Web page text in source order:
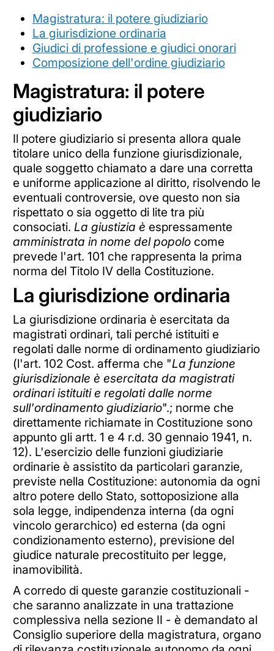
Magistratura: il potere giudiziario
La giurisdizione ordinaria
Giudici di professione e giudici onorari
Composizione dell'ordine giudiziario
Magistratura: il potere
giudiziario
Il potere giudiziario si presenta allora quale
titolare unico della funzione giurisdizionale,
quale soggetto chiamato a dare una corretta
e uniforme applicazione al diritto, risolvendo le
eventuali controversie, ove questo non sia
rispettato o sia oggetto di lite tra più
consociati. La giustizia è espressamente
amministrata in nome delpopolocome
prevede l'art. 101 che rappresenta la prima
norma del Titolo IV della Costituzione.
La giurisdizione ordinaria
La giurisdizione ordinaria è esercitata da
magistrati ordinari, tali perché istituiti e
regolati dalle norme di ordinamento giudiziario
(l'art. 102 Cost. afferma che "La funzione
giurisdizionale è esercitata da magistrati
ordinari istituiti e regolati dalle norme
sull'ordinamento giudiziario".; norme che
direttamente richiamate in Costituzione sono
appunto gli artt. 1 e 4 r.d. 30 gennaio 1941, n.
12). L'esercizio delle funzioni giudiziarie
ordinarie è assistito da particolari garanzie,
previste nella Costituzione: autonomia da ogni
altro potere dello Stato, sottoposizione alla
sola legge, indipendenza interna (da ogni
vincolo gerarchico) ed esterna (da ogni
condizionamento esterno), previsione del
giudice naturale precostituito per legge,
inamovibilità.
A corredo di queste garanzie costituzionali -
che saranno analizzate in una trattazione
complessiva nella sezione II - è demandato al
Consiglio superiore della magistratura, organo